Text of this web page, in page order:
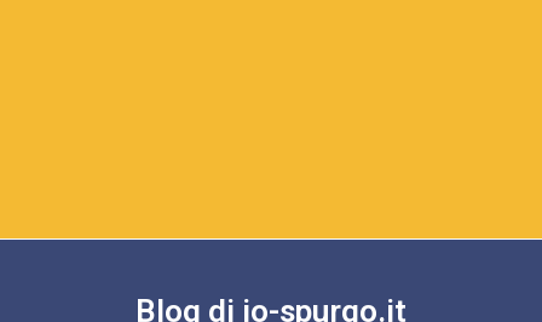
Blog di io-spurgo.it